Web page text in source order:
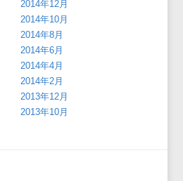
2014年12月
2014年10月
2014年8月
2014年6月
2014年4月
2014年2月
2013年12月
2013年10月